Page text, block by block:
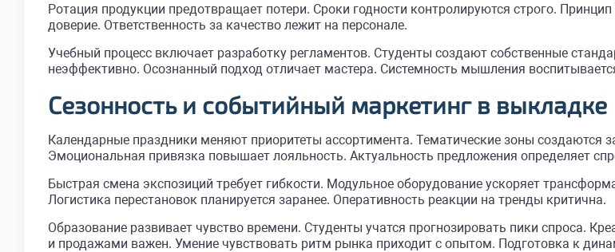
Ротация продукции предотвращает потери. Сроки годности контролируются строго.
доверие. Ответственность за качество лежит на персонале.
Учебный процесс включает разработку регламентов. Студенты создают собственные
неэффективно. Осознанный подход отличает мастера. Системность мышления
Сезонность и событийный маркетинг в выкладке
Календарные праздники меняют приоритеты ассортимента. Тематические зоны создаются
Эмоциональная привязка повышает лояльность. Актуальность предложения определяет
Быстрая смена экспозиций требует гибкости. Модульное оборудование ускоряет
Логистика перестановок планируется заранее. Оперативность реакции на тренды критична.
Образование развивает чувство времени. Студенты учатся прогнозировать пики спроса.
и продажами важен. Умение чувствовать ритм рынка приходит с опытом. Подготовка к